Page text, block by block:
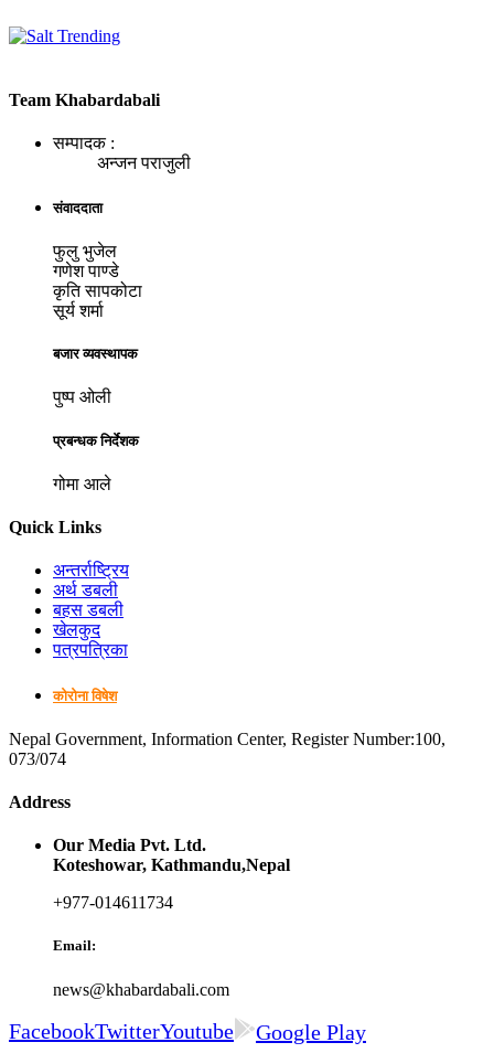
Team Khabardabali
सम्पादक :
अन्जन पराजुली
संवाददाता
फुलु भुजेल
गणेश पाण्डे
कृति सापकोटा
सूर्य शर्मा
बजार व्यवस्थापक
पुष्प ओली
प्रबन्धक निर्देशक
गोमा आले
Quick Links
अन्तर्राष्ट्रिय
अर्थ डबली
बहस डबली
खेलकुद
पत्रपत्रिका
कोरोना विषेश
Nepal Government, Information Center, Register Number:100,
073/074
Address
Our Media Pvt. Ltd.
Koteshowar, Kathmandu,Nepal
+977-014611734
Email:
news@khabardabali.com
FacebookTwitterYoutube Google Play